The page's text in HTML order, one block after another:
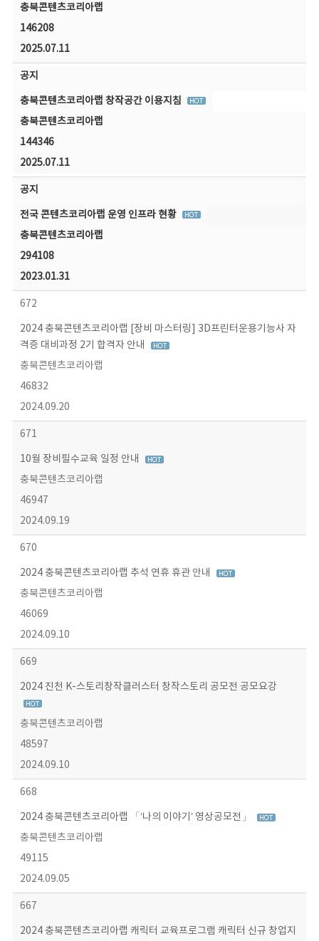
충북콘텐츠코리아랩
146208
2025.07.11
공지
충북콘텐츠코리아랩 창작공간 이용지침
충북콘텐츠코리아랩
144346
2025.07.11
공지
전국 콘텐츠코리아랩 운영 인프라 현황
충북콘텐츠코리아랩
294108
2023.01.31
672
2024 충북콘텐츠코리아랩 [장비 마스터링] 3D프린터운용기능사 자
격증 대비과정 2기 합격자 안내
충북콘텐츠코리아랩
46832
2024.09.20
671
10월 장비필수교육 일정 안내
충북콘텐츠코리아랩
46947
2024.09.19
670
2024 충북콘텐츠코리아랩 추석 연휴 휴관 안내
충북콘텐츠코리아랩
46069
2024.09.10
669
2024 진천 K-스토리창작클러스터 창작스토리 공모전 공모요강
충북콘텐츠코리아랩
48597
2024.09.10
668
2024 충북콘텐츠코리아랩 「‘나의 이야기’ 영상공모전」
충북콘텐츠코리아랩
49115
2024.09.05
667
2024 충북콘텐츠코리아랩 캐릭터 교육프로그램 캐릭터 신규 창업지